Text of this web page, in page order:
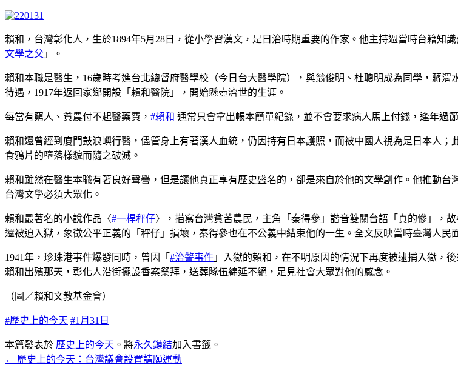
賴和，台灣彰化人，生於1894年5月28日，從小學習漢文，是日治時期重要的作家。他主持過當時台籍知
文學之父 」。
賴和本職是醫生，16歲時考進台北總督府醫學校（今日台大醫學院），與翁俊明、杜聰明成為同學，蔣
待遇，1917年返回家鄉開設「賴和醫院」，開始懸壺濟世的生涯。
每當有窮人、貧農付不起醫藥費， #賴和 通常只會拿出帳本簡單紀錄，並不會要求病人馬上付錢，逢年過
賴和還曾經到廈門鼓浪嶼行醫，儘管身上有著漢人血統，仍因持有日本護照，而被中國人視為是日本人
食鴉片的墮落樣貌而隨之破滅。
賴和雖然在醫生本職有著良好聲譽，但是讓他真正享有歷史盛名的，卻是來自於他的文學創作。他推動
台灣文學必須大眾化。
賴和最著名的小說作品〈#一桿秤仔〉，描寫台灣貧苦農民，主角「秦得參」諧音雙關台語「真的慘」，
還被迫入獄，象徵公平正義的「秤仔」損壞，秦得參也在不公義中結束他的一生。全文反映當時臺灣人民
1941年，珍珠港事件爆發同時，曾因「 #治警事件 」入獄的賴和，在不明原因的情況下再度被逮捕入獄，
賴和出殯那天，彰化人沿街擺設香案祭拜，送葬隊伍綿延不絕，足見社會大眾對他的感念。
（圖／賴和文教基金會）
#歷史上的今天 #1月31日
本篇發表於 歷史上的今天 。將永久鏈結加入書籤。
← 歷史上的今天：台灣議會設置請願運動